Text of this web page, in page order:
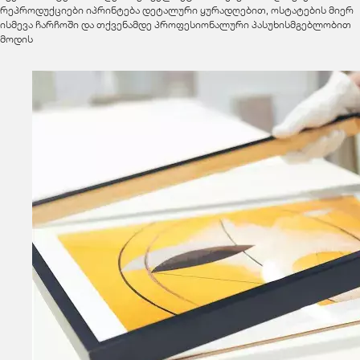
რეპროდუქციები იპრინტება დეტალური ყურადღებით, ოსტატების მიერ
ისმევა ჩარჩოში და თქვენამდე პროფესიონალური პასუხისმგებლობით
მოდის